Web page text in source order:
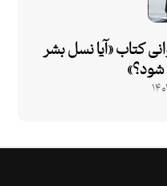
کتاب «آیا نسل بشر
۲۱